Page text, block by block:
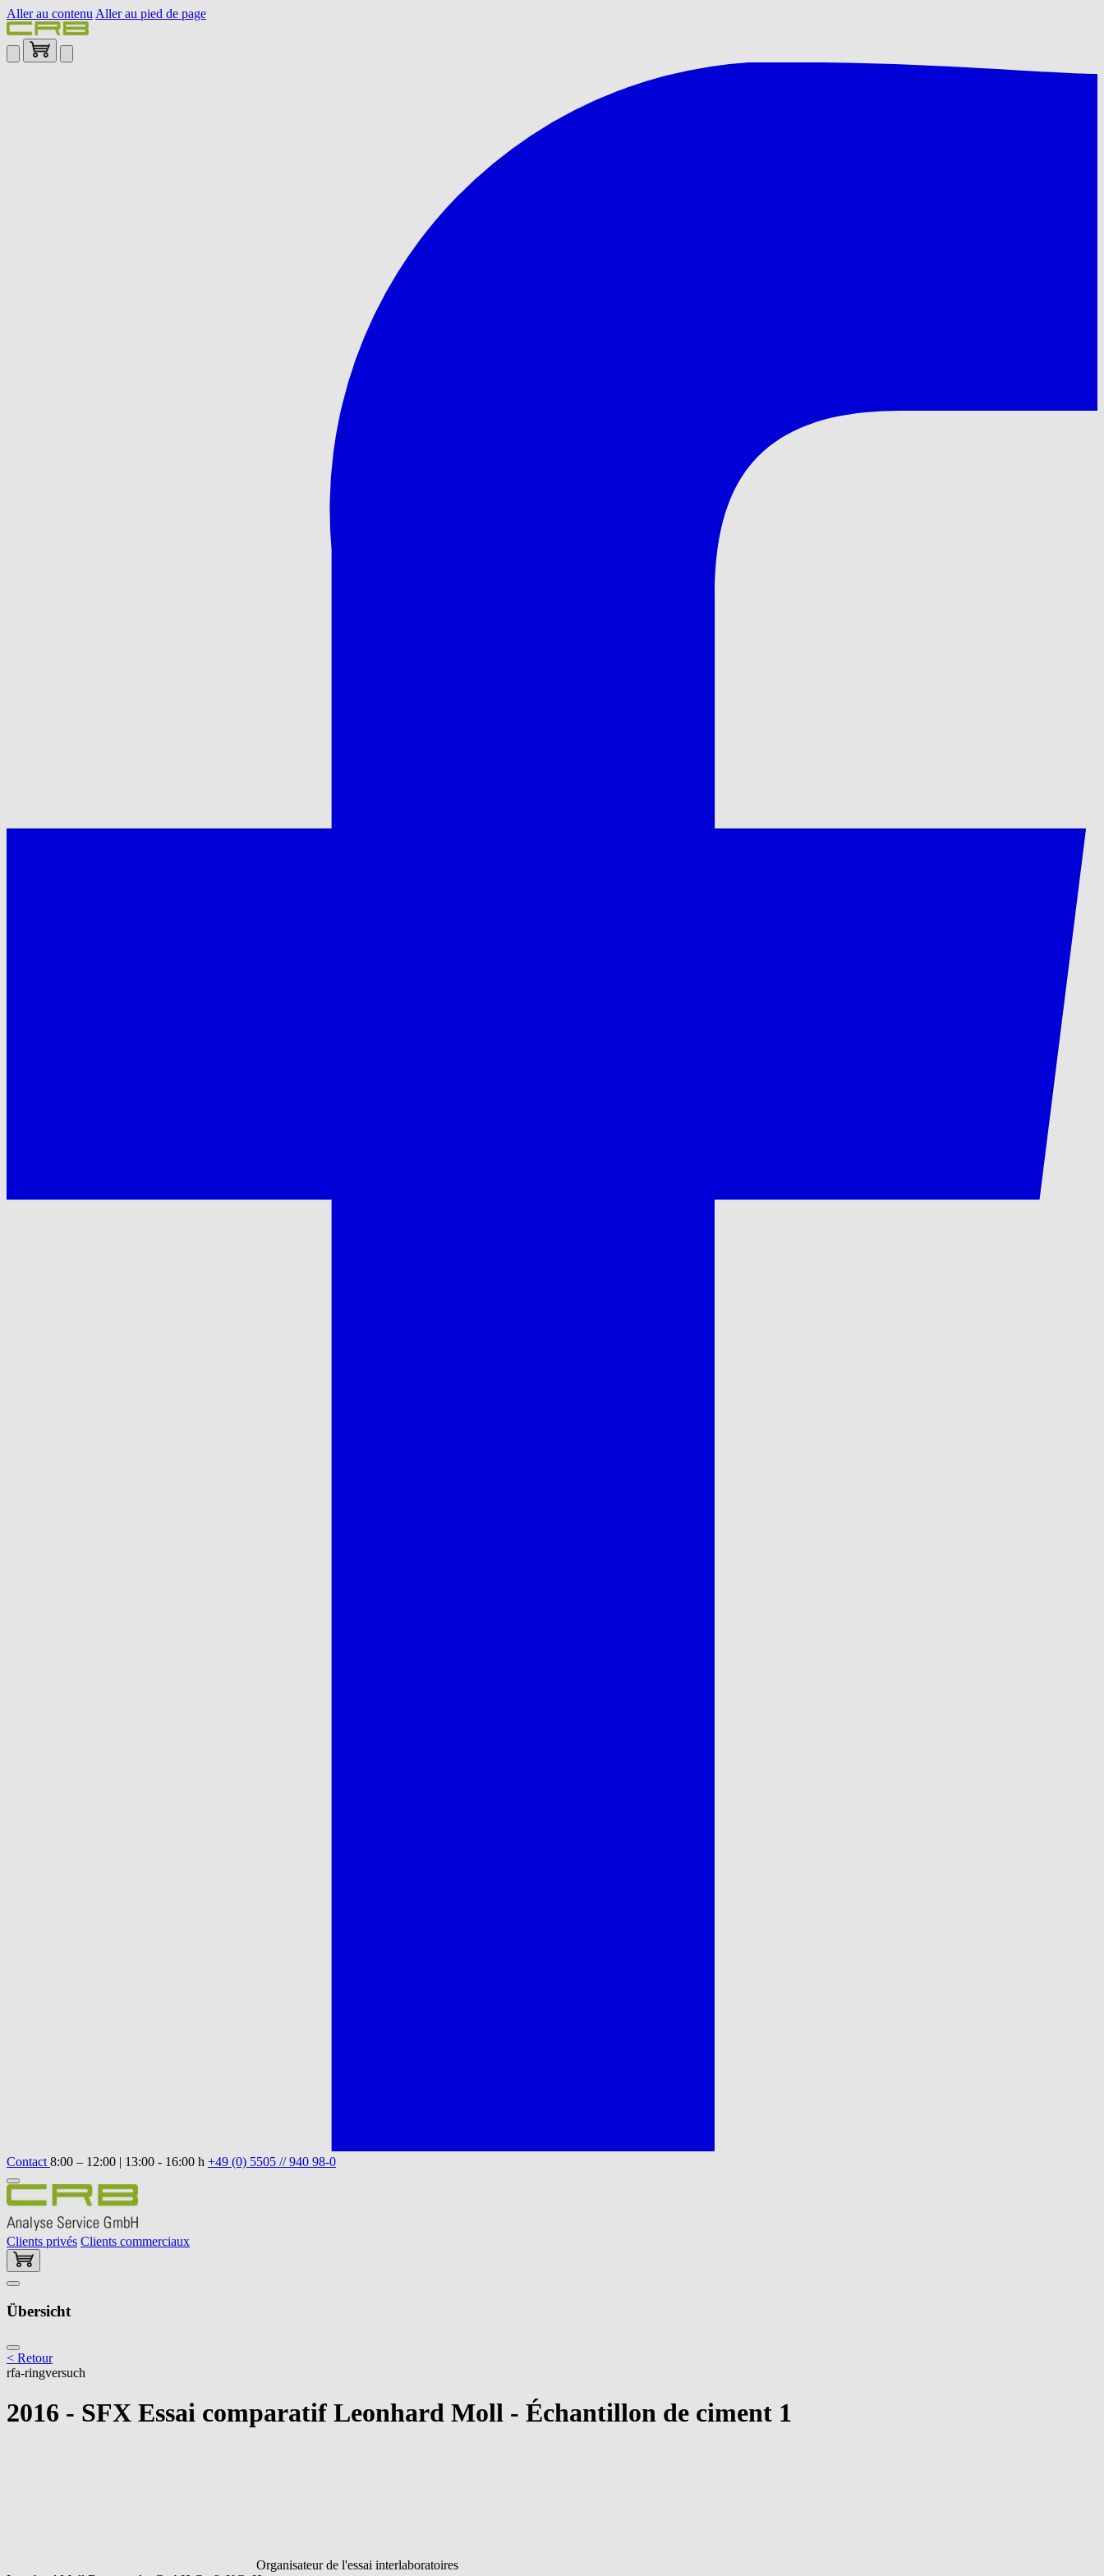
Aller au contenu Aller au pied de page
Contact 8:00 – 12:00 | 13:00 - 16:00 h +49 (0) 5505 // 940 98-0
Clients privés Clients commerciaux
Übersicht
< Retour
rfa-ringversuch
2016 - SFX Essai comparatif Leonhard Moll - Échantillon de ciment 1
Organisateur de l'essai interlaboratoires